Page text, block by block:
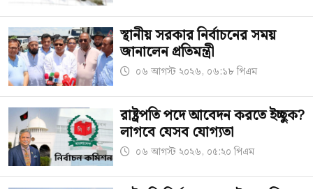
স্থানীয় সরকার নির্বাচনের সময়
জানালেন প্রতিমন্ত্রী
০৬ আগস্ট ২০২৬, ০৬:১৮ পিএম
রাষ্ট্রপতি পদে আবেদন করতে ইচ্ছুক?
লাগবে যেসব যোগ্যতা
০৬ আগস্ট ২০২৬, ০৫:২০ পিএম